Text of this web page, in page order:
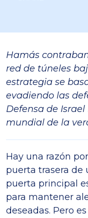
Hamás
red de túneles
estrategia se
evadiendo las
Defensa de
mundial de la
Hay una razón
puerta trasera de
puerta principal
para mantener
deseadas. Pero